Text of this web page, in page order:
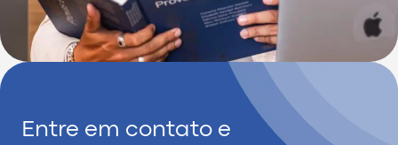
Entre em contato e